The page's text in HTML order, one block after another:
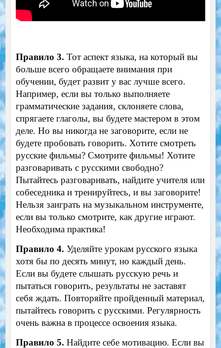
Правило 3. Тот аспект языка, на который вы
больше всего обращаете внимания при
обучении, будет развит у вас лучше всего.
Например, если вы только выполняете
грамматические задания, склоняете слова,
спрягаете глаголы, вы будете мастером в этом
деле. Но вы никогда не заговорите, если не
будете пробовать говорить. Хотите смотреть
русские фильмы? Смотрите фильмы! Хотите
разговаривать с русскими свободно?
Пытайтесь разговаривать, найдите учителя или
собеседника и тренируйтесь, и вы заговорите!
Нельзя заиграть на музыкальном инструменте,
если вы только смотрите, как другие играют.
Необходима практика!
Правило 4. Уделяйте урокам русского языка
хотя бы по десять минут, но каждый день.
Если вы будете слышать русскую речь и
пытаться говорить, результаты не заставят
себя ждать. Повторяйте пройденный материал,
пытайтесь говорить с русскими. Регулярность
очень важна в процессе освоения языка.
Правило 5. Найдите себе мотивацию. Если вы